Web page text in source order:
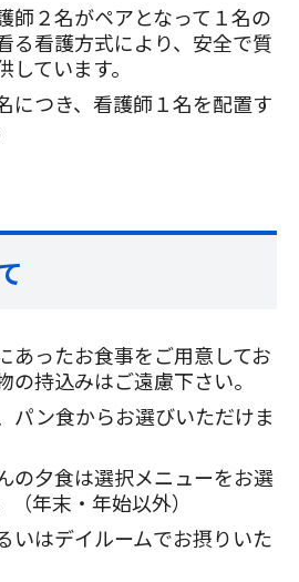
師２名がペアとなって１名の
る看護方式により、安全で質
ています。
につき、看護師１名を配置す
あったお食事をご用意してお
の持込みはご遠慮下さい。
パン食からお選びいただけま
の夕食は選択メニューをお選
年末・年始以外）
いはデイルームでお摂りいた